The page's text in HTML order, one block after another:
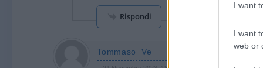
I want
I want
web or
Rispondi
Tommaso_Ve